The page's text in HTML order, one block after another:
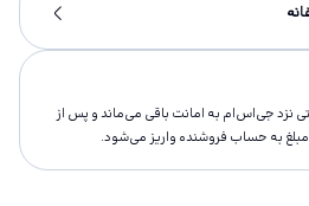
نزد جی‌اس‌ام به امانت باقى مى‌ماند و پس از
مبلغ به حساب فروشنده واريز مى‌شود.